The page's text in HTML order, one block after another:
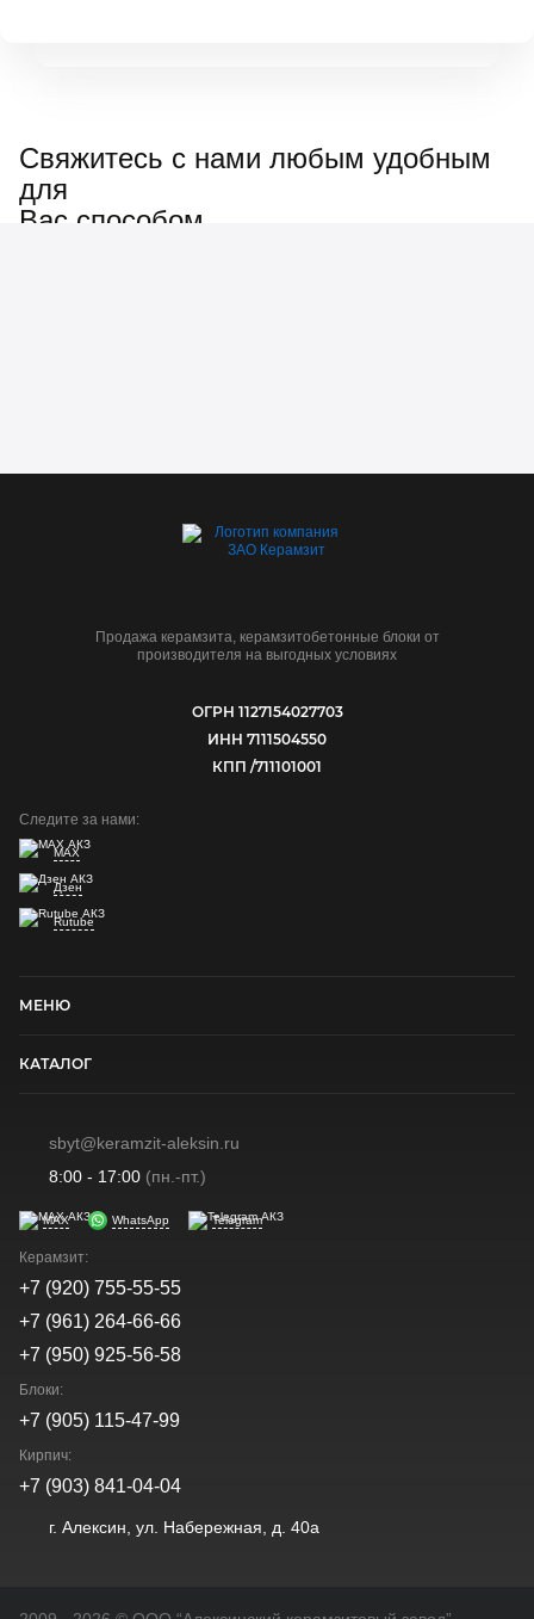
Свяжитесь с нами любым удобным
для
Вас способом
Продажа керамзита, керамзитобетонные блоки от
производителя на выгодных условиях
ОГРН 1127154027703
ИНН 7111504550
КПП /711101001
Следите за нами:
MAX
Дзен
Rutube
МЕНЮ
КАТАЛОГ
sbyt@keramzit-aleksin.ru
8:00 - 17:00(пн.-пт.)
MAX WhatsApp Telegram
Керамзит:
+7 (920) 755-55-55
+7 (961) 264-66-66
+7 (950) 925-56-58
Блоки:
+7 (905) 115-47-99
Кирпич:
+7 (903) 841-04-04
г. Алексин, ул. Набережная, д. 40а